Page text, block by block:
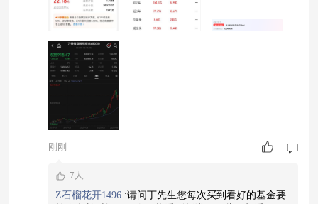
的轮动策略，而慢一天换仓版指的是如果按照原策
略今天需要将持仓由A转换到B，
刚刚
7人
Z石榴花开1496 :请问丁先生您每次买到看好的基金要